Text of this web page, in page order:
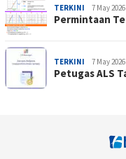
TERKINI 7 May 2026
Permintaan
TERKINI 7 May 2026
Petugas ALS